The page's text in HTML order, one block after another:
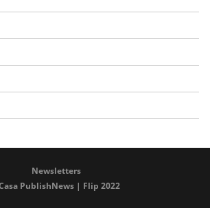
Newsletters
PublishNews | Flip 2022